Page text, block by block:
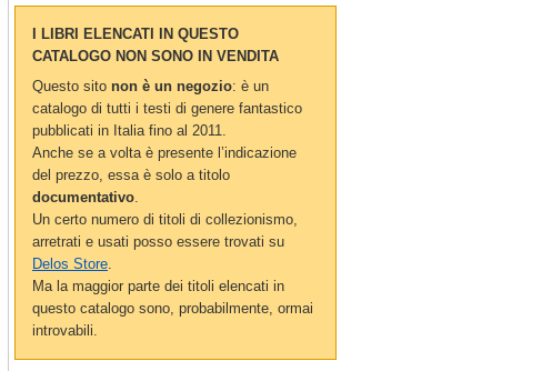
I LIBRI ELENCATI IN QUESTO
CATALOGO NON SONO IN VENDITA
Questo sito non è un negozio: è un
catalogo di tutti i testi di genere fantastico
pubblicati in Italia fino al 2011.
Anche se a volta è presente l’indicazione
del prezzo, essa è solo a titolo
documentativo
Un certo numero di titoli di collezionismo,
arretrati e usati posso essere trovati su
Delos Store
Ma la maggior parte dei titoli elencati in
questo catalogo sono, probabilmente, ormai
introvabili.